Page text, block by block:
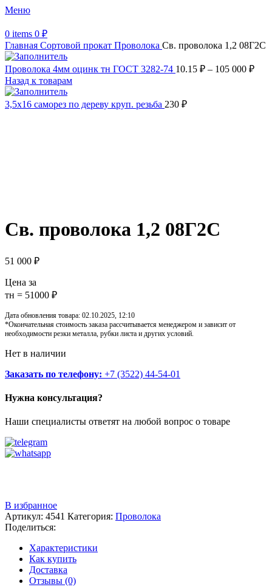
Меню
0 items 0 ₽
Главная Сортовой прокат Проволока Св. проволока 1,2 08Г2С
Проволока 4мм оцинк тн ГОСТ 3282-74 10.15 ₽ – 105 000 ₽
Назад к товарам
3,5х16 саморез по дереву круп. резьба 230 ₽
Св. проволока 1,2 08Г2С
51 000 ₽
Цена за
тн = 51000 ₽
Дата обновления товара: 02.10.2025, 12:10
*Окончательная стоимость заказа рассчитывается менеджером и зависит от
необходимости резки металла, рубки листа и других условий.
Нет в наличии
Заказать по телефону: +7 (3522) 44-54-01
Нужна консультация?
Наши специалисты ответят на любой вопрос о товаре
В избранное
Артикул: 4541 Категория: Проволока
Поделиться:
Характеристики
Как купить
Доставка
Отзывы (0)